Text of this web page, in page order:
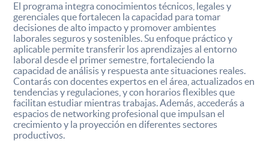
El programa integra conocimientos técnicos, legales y
gerenciales que fortalecen la capacidad para tomar
decisiones de alto impacto y promover ambientes
laborales seguros y sostenibles. Su enfoque práctico y
aplicable permite transferir los aprendizajes al entorno
laboral desde el primer semestre, fortaleciendo la
capacidad de análisis y respuesta ante situaciones reales.
Contarás con docentes expertos en el área, actualizados en
tendencias y regulaciones, y con horarios flexibles que
facilitan estudiar mientras trabajas. Además, accederás a
espacios de networking profesional que impulsan el
crecimiento y la proyección en diferentes sectores
productivos.